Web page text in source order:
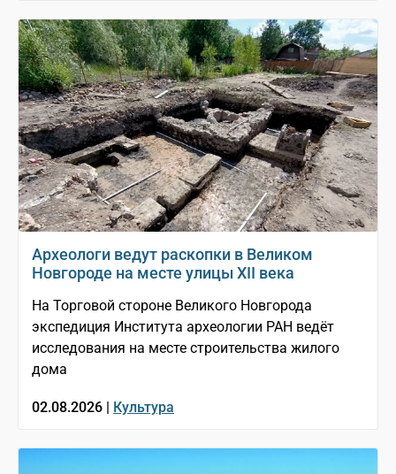
Археологи ведут раскопки в Великом
Новгороде на месте улицы XII века
На Торговой стороне Великого Новгорода
экспедиция Института археологии РАН ведёт
исследования на месте строительства жилого
дома
02.08.2026 | Культура